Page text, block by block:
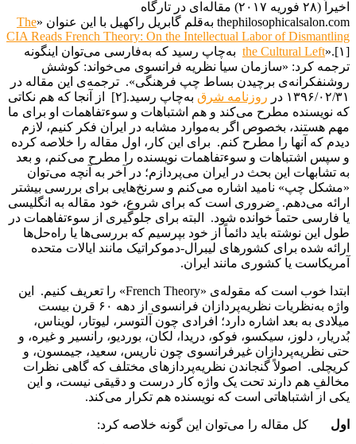
اخیراً (۲۸ فوریه ۲۰۱۷) مقاله‌ای در تارگاه
thephilosophicalsalon.com به‌قلم گابریل راکهیل با این عنوان «
The
CIA Reads French Theory: On the Intellectual Labor of Dismantling
the Cultural Left ».[۱] به‌چاپ رسید که به‌فارسی می‌توان اینگونه
ترجمه کرد: «سازمان سیا نظریه فرانسوی می‌خواند: کوشش
روشنفکرانه‌ی برچیدن بساط چپ فرهنگی». ترجمه‌ی این مقاله در
۱۳۹۶/۰۲/۳۱ در
روزنامه شرق
به‌چاپ رسید.[۲] از آنجا که هم نکاتی
که نویسنده مطرح می‌کند و هم اشتباهات و سوءتفاهمات او برای ما
مهم هستند، بخصوص اگر به‌موارد مشابه در ایران فکر کنیم، لازم
دیدم که آنها را مطرح کنم. برای این کار، اول مقاله را خلاصه کرده
و سپس اشتباهات و سوءتفاهمات نویسنده را مطرح می‌کنم، و بعد
به تشابهات این بحث در ایران می‌پردازم؛ در آخر به آنچه می‌توان
«مشکل چپ» نامید اشاره می‌کنم و سرنخ‌هایی برای بررسی بیشتر
ارائه می‌دهم. ضروری است که برای شروع، خود مقاله به انگلیسی
یا فارسی حتماً خوانده شود. البته برای جلوگیری از سوءتفاهمات در
طول این نوشته باید دائماً از خود بپرسیم که بررسی‌ها یا راه‌حل‌ها
ارائه شده برای کشورهای لیبرال-دموکراتیک مانند ایالات متحده
آمریکاست یا کشوری مانند ایران.
ابتدا خوب است که مقوله‌ی «French Theory» را تعریف کنیم. این
واژه به‌نظریات نظریه‌پردازان فرانسوی از دهه ۶۰ قرن بیست
میلادی به بعد اشاره دارد؛ افرادی چون آلتوسر، لیوتار، لویناس،
بُدریار، دلوز، سیکسو، فوکو،‌ دریدا، لکان، بوردیو، رانسیر و غیره، و
حتی نظریه‌پردازان غیرفرانسوی چون ناریس، سعید، جیمسون، و
کریچلی. اصولاً گنجاندن نظریه‌پردازهای مختلف که گاهی نظرات
مخالفِ هم دارند تحت یک واژه کار درست و دقیقی نیست، و این
یکی از اشتباهاتی است که نویسنده هم تکرار می‌کند.
اول کل مقاله‌ را می‌توان این گونه خلاصه کرد: